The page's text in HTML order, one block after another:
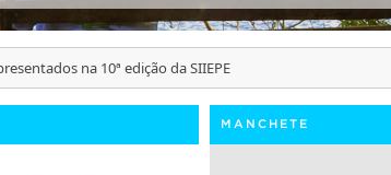
na 10ª edição da SIIEPE
MANCHETE